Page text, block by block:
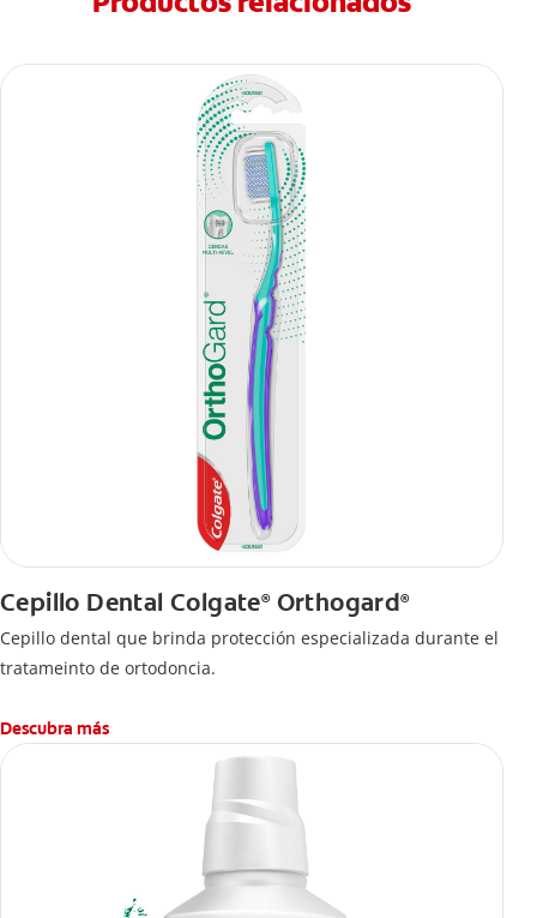
Cepillo Dental Colgate®Orthogard®
Cepillo dental que brinda protección especializada durante el
tratameinto de ortodoncia.
Descubra más